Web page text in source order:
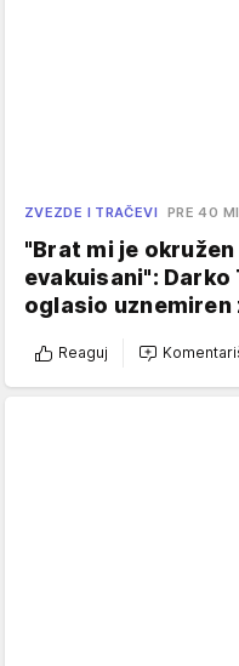
ZVEZDE I TRAČEVI PRE 40
"Brat mi je
evakuisani":
oglasio
Reaguj